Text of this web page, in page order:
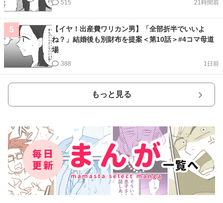
21時間前
515
5
【イヤ！出産費ワリカン男】「全部折半でいいよ
ね？」結婚後も別財布を提案＜第10話＞#4コマ母道
場
1日前
388
もっと見る